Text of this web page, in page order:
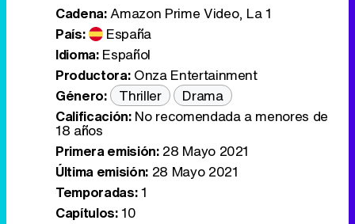
Cadena:Amazon Prime Video, La 1
País:
España
Idioma: Español
Productora: Onza Entertainment
Género:
Thriller
Drama
Calificación:No recomendada a menores de
18 años
Primera emisión:28 Mayo 2021
Última emisión:28 Mayo 2021
Temporadas:1
Capítulos:10